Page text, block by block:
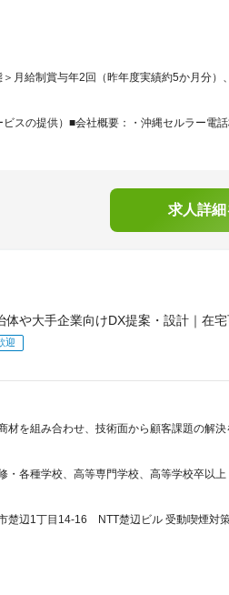
月給制賞与年2回（昨年度実績約5か月分）
スの提供）■会社概要：・沖縄セルラー電
求人詳
体や大手企業向けDX提案・設計｜在
迎
材を組み合わせ、技術面から顧客課題の解
・各種学校、高等専門学校、高等学校卒以上
楚辺1丁目14-16 NTT楚辺ビル 受動喫煙対